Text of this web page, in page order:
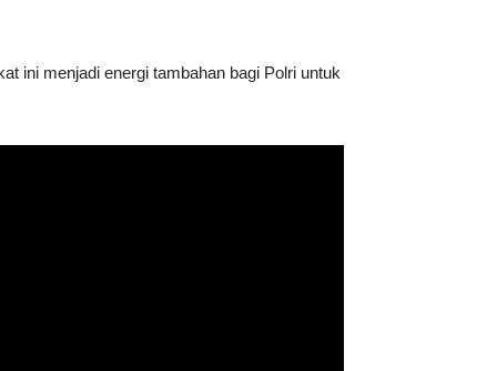
ini menjadi energi tambahan bagi Polri untuk